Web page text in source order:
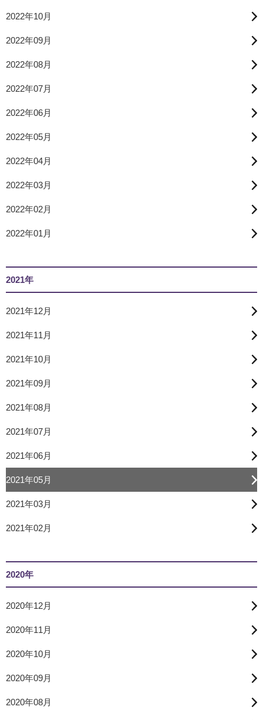
2022年10月
2022年09月
2022年08月
2022年07月
2022年06月
2022年05月
2022年04月
2022年03月
2022年02月
2022年01月
2021年
2021年12月
2021年11月
2021年10月
2021年09月
2021年08月
2021年07月
2021年06月
2021年05月
2021年03月
2021年02月
2020年
2020年12月
2020年11月
2020年10月
2020年09月
2020年08月